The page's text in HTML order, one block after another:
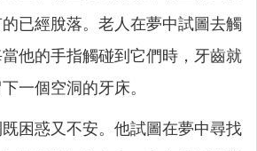
已經脫落。老人在夢中試圖去觸
他的手指觸碰到它們時，牙齒就
一個空洞的牙床。
困惑又不安。他試圖在夢中尋找